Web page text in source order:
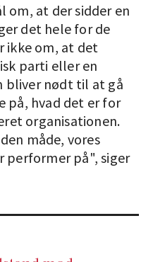
om, at der sidder en
det hele for de
ikke om, at det
parti eller en
bliver nødt til at gå
på, hvad det er for
organisationen.
måde, vores
performer på", siger